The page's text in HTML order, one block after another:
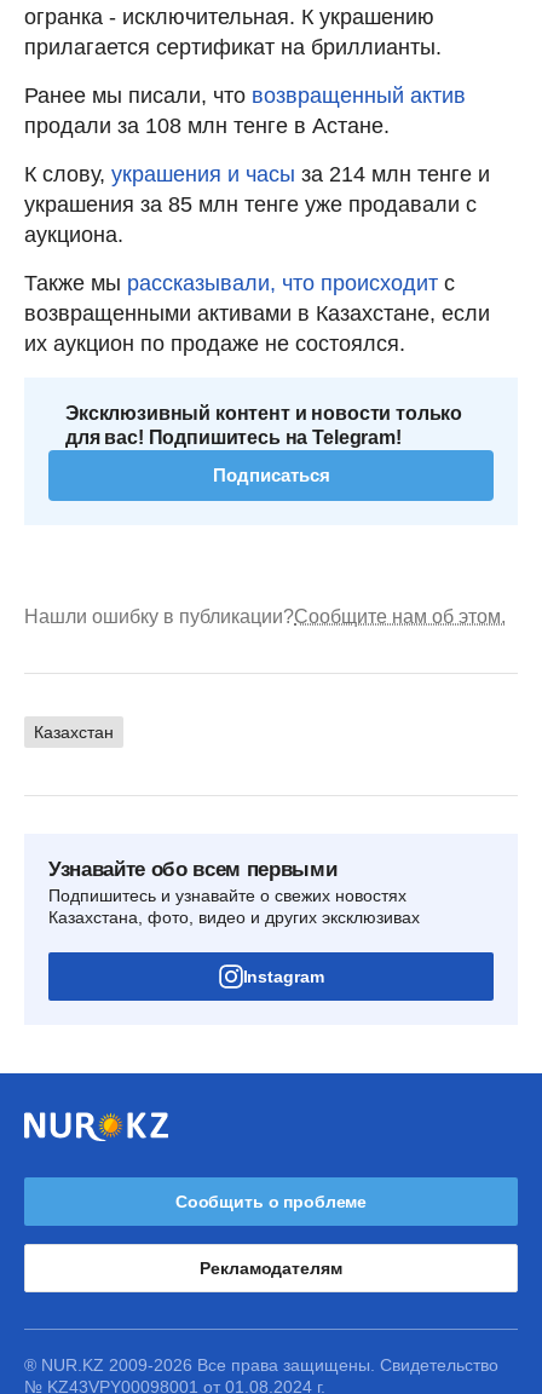
огранка - исключительная. К украшению
прилагается сертификат на бриллианты.
Ранее мы писали, что возвращенный актив
продали за 108 млн тенге в Астане.
К слову, украшения и часы за 214 млн тенге и
украшения за 85 млн тенге уже продавали с
аукциона.
Также мы рассказывали, что происходит с
возвращенными активами в Казахстане, если
их аукцион по продаже не состоялся.
Эксклюзивный контент и новости только
для вас! Подпишитесь на Telegram!
Подписаться
Нашли ошибку в публикации?Сообщите нам об этом.
Казахстан
Узнавайте обо всем первыми
Подпишитесь и узнавайте о свежих новостях
Казахстана, фото, видео и других эксклюзивах
Instagram
Сообщить о проблеме
Рекламодателям
® NUR.KZ 2009-2026 Все права защищены. Свидетельство
№ KZ43VPY00098001 от 01.08.2024 г.